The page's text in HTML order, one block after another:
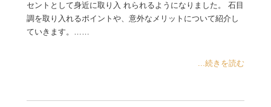
セントとして身近に取り入 れられるようになりました。 石目
調を取り入れるポイントや、意外なメリットについて紹介し
ていきます。……
...続きを読む